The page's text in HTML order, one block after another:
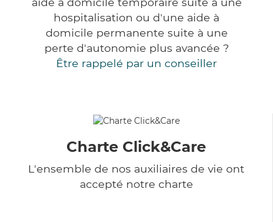
hospitalisation ou d'une aide à
domicile permanente suite à une
perte d'autonomie plus avancée ?
Être rappelé par un conseiller
Charte Click&Care
L'ensemble de nos auxiliaires de vie ont
accepté notre charte